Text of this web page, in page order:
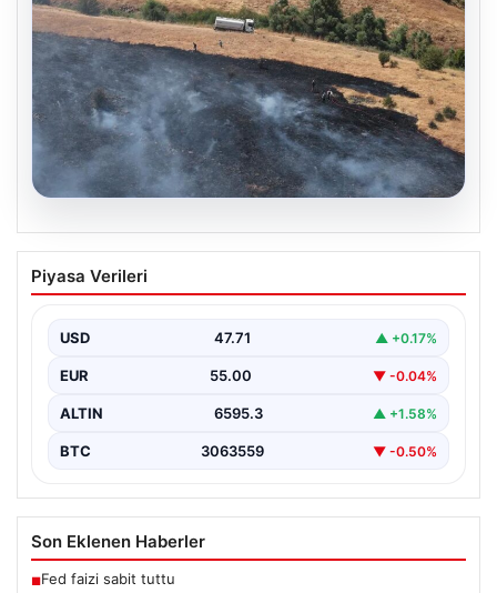
05.08.2026
Tunceli’de otluk yangını ormanlık alana
sıçramadan kontrol altına alındı
arasında bulunan otlaklık bölgede henüz
belirlenemeyen bir nedenle…
Piyasa Verileri
USD 47.71 ▲ +0.17%
EUR 55.00 ▼ -0.04%
ALTIN 6595.3 ▲ +1.58%
BTC 3063559 ▼ -0.50%
Son Eklenen Haberler
■Fed faizi sabit tuttu